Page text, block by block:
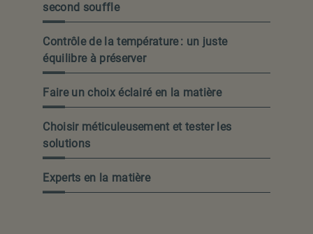
second souffle
Contrôle de la température : un juste
équilibre à préserver
Faire un choix éclairé en la matière
Choisir méticuleusement et tester les
solutions
Experts en la matière